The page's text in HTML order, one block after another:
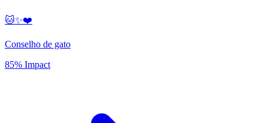
🐱✨❤️
Conselho de gato
85% Impact